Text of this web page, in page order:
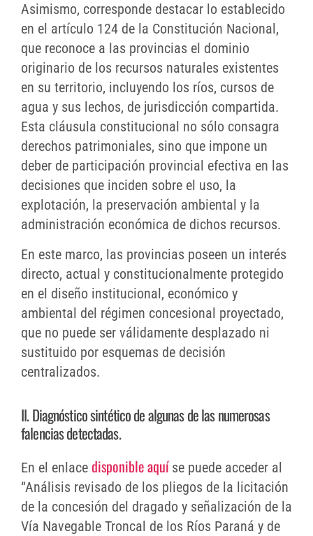
Asimismo, corresponde destacar lo establecido
en el artículo 124 de la Constitución Nacional,
que reconoce a las provincias el dominio
originario de los recursos naturales existentes
en su territorio, incluyendo los ríos, cursos de
agua y sus lechos, de jurisdicción compartida.
Esta cláusula constitucional no sólo consagra
derechos patrimoniales, sino que impone un
deber de participación provincial efectiva en las
decisiones que inciden sobre el uso, la
explotación, la preservación ambiental y la
administración económica de dichos recursos.
En este marco, las provincias poseen un interés
directo, actual y constitucionalmente protegido
en el diseño institucional, económico y
ambiental del régimen concesional proyectado,
que no puede ser válidamente desplazado ni
sustituido por esquemas de decisión
centralizados.
II. Diagnóstico sintético de algunas de las numerosas
falencias detectadas.
En el enlace disponible aquí se puede acceder al
“Análisis revisado de los pliegos de la licitación
de la concesión del dragado y señalización de la
Vía Navegable Troncal de los Ríos Paraná y de